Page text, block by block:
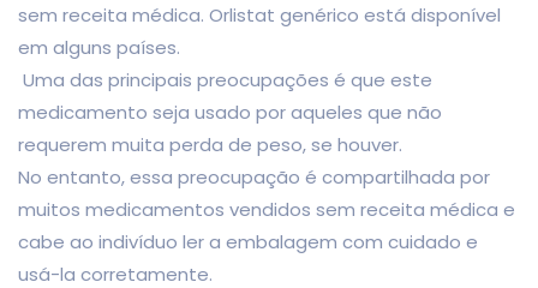
sem receita médica. Orlistat genérico está disponível
em alguns países.
Uma das principais preocupações é que este
medicamento seja usado por aqueles que não
requerem muita perda de peso, se houver.
No entanto, essa preocupação é compartilhada por
muitos medicamentos vendidos sem receita médica e
cabe ao indivíduo ler a embalagem com cuidado e
usá-la corretamente.